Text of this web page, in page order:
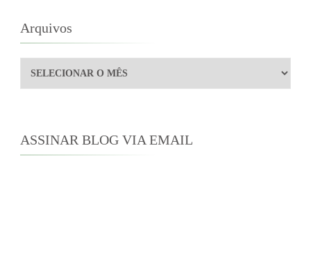
Arquivos
Arquivos
ASSINAR BLOG VIA EMAIL